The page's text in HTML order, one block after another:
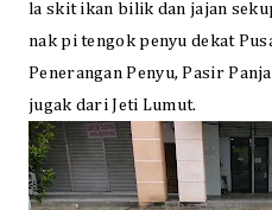
la skit ikan bilik dan jajan
nak pi tengok penyu dekat
Penerangan Penyu, Pasir
jugak dari Jeti Lumut.